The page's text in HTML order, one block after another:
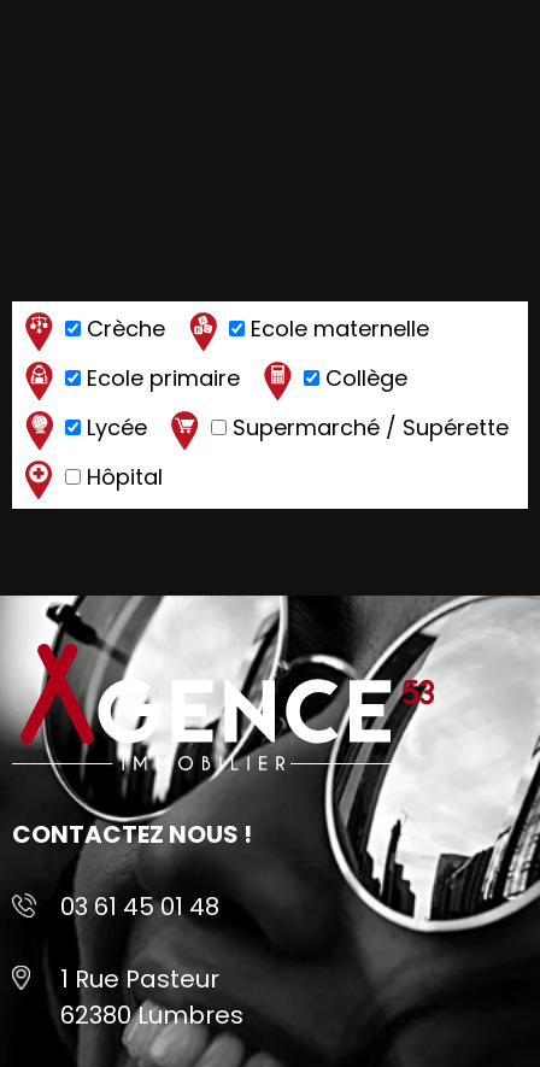
Crèche
Ecole maternelle
Ecole primaire
Collège
Lycée
Supermarché / Supérette
Hôpital
CONTACTEZ NOUS !
03 61 45 01 48
1 Rue Pasteur
62380 Lumbres